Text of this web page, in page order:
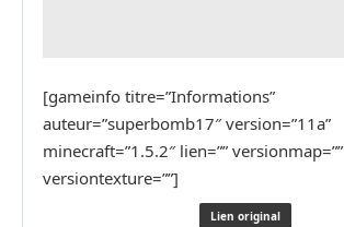
[gameinfo titre=”Informations”
auteur=”superbomb17″ version=”11a”
minecraft=”1.5.2″ lien=”” versionmap=””
versiontexture=””]
Lien original